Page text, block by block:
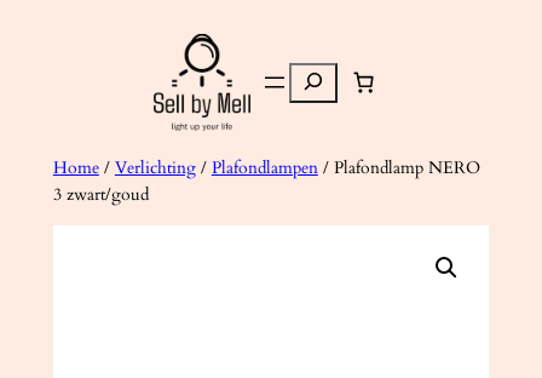
Zoeken
Home/ Verlichting/ Plafondlampen/ Plafondlamp NERO
3 zwart/goud